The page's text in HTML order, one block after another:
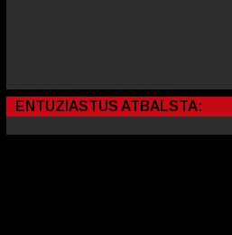
ENTUZIASTUS ATBALSTA: